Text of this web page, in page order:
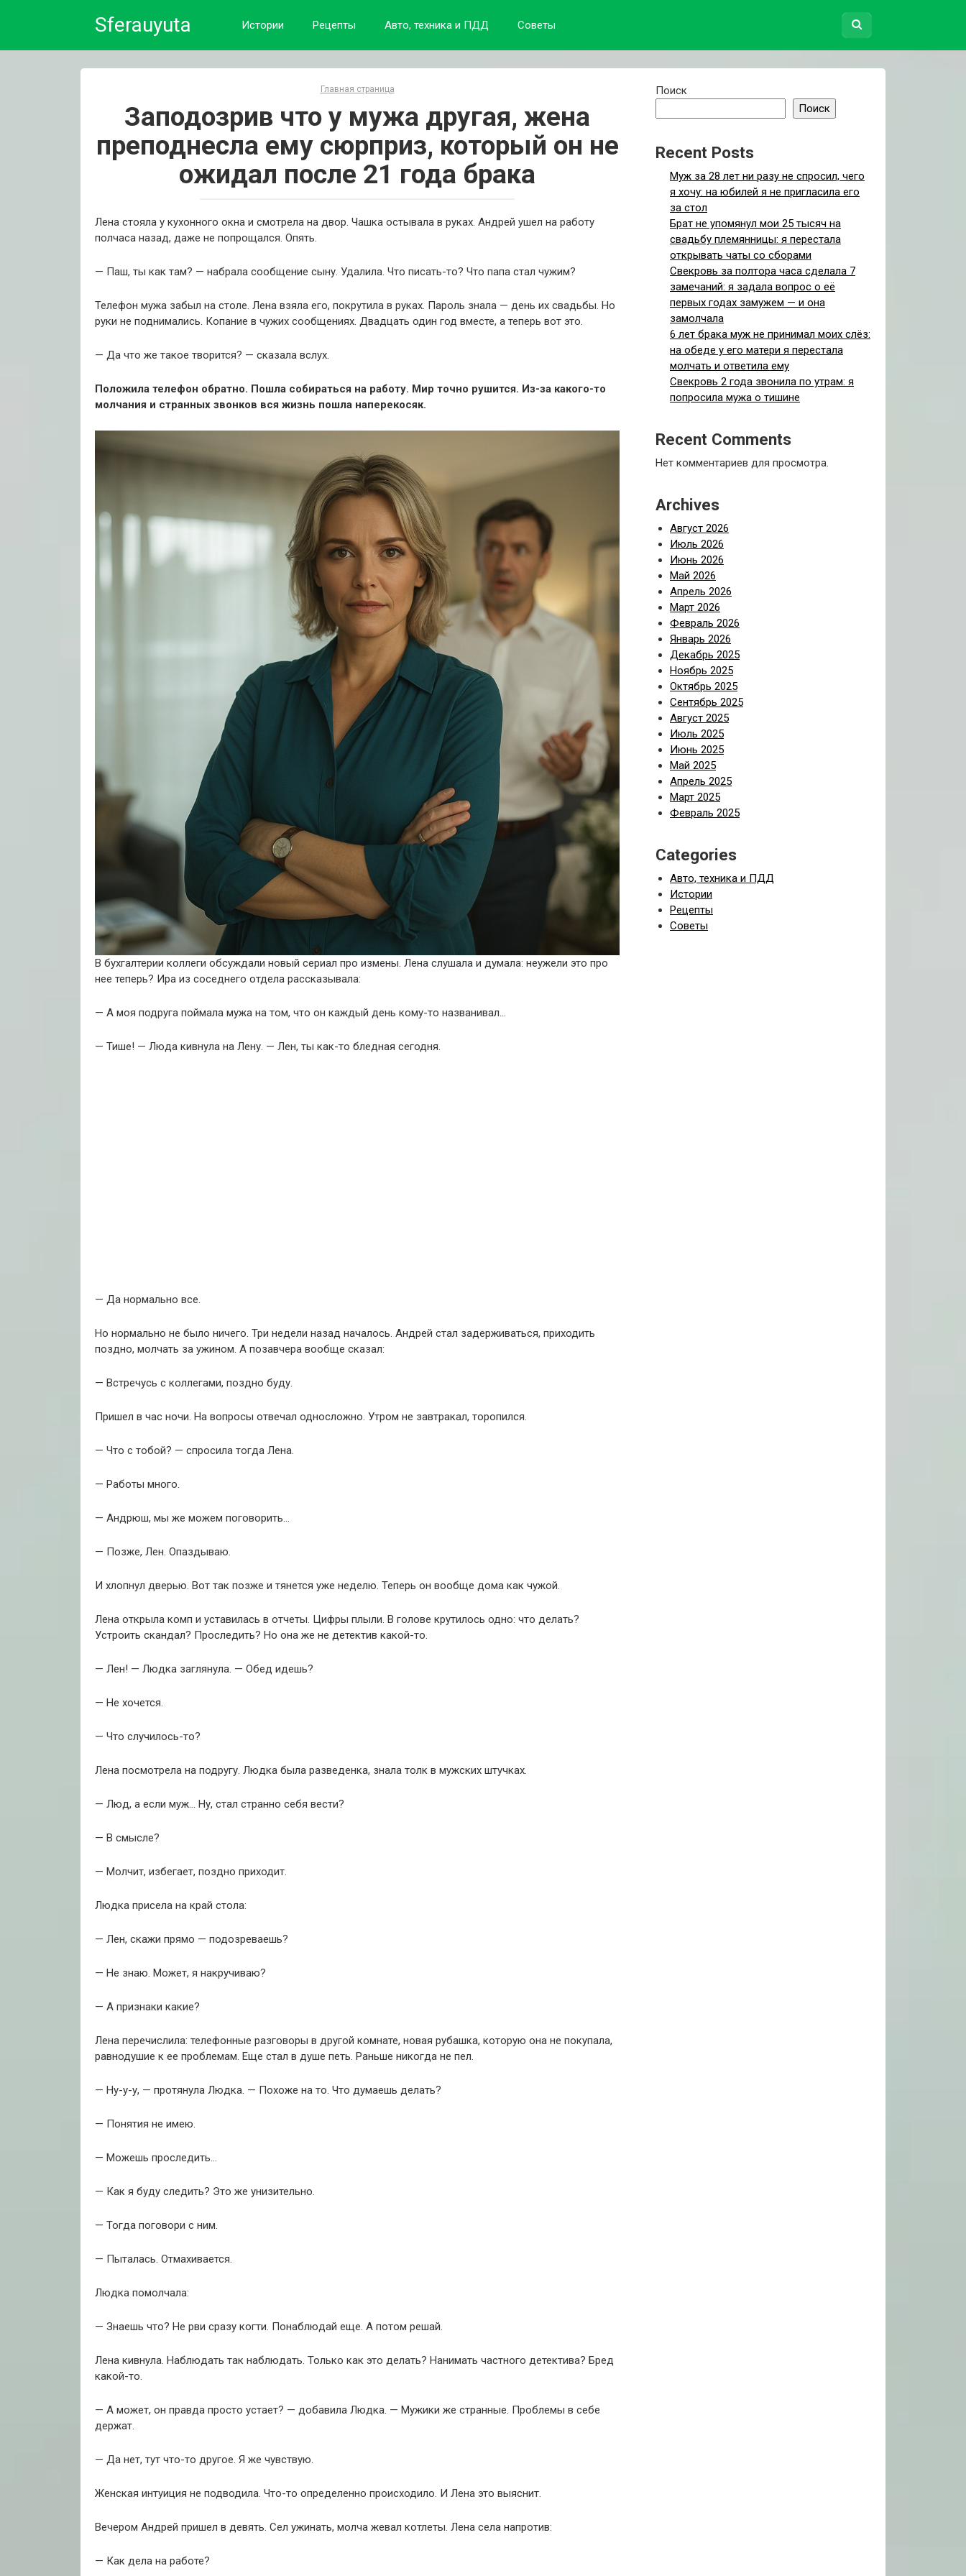
Sferauyuta Истории Рецепты Авто, техника и ПДД Советы
Главная страница
Заподозрив что у мужа другая, жена
преподнесла ему сюрприз, который он не
ожидал после 21 года брака
Лена стояла у кухонного окна и смотрела на двор. Чашка остывала в руках. Андрей ушел на работу
полчаса назад, даже не попрощался. Опять.
— Паш, ты как там? — набрала сообщение сыну. Удалила. Что писать-то? Что папа стал чужим?
Телефон мужа забыл на столе. Лена взяла его, покрутила в руках. Пароль знала — день их свадьбы. Но
руки не поднимались. Копание в чужих сообщениях. Двадцать один год вместе, а теперь вот это.
— Да что же такое творится? — сказала вслух.
Положила телефон обратно. Пошла собираться на работу. Мир точно рушится. Из-за какого-то
молчания и странных звонков вся жизнь пошла наперекосяк.
В бухгалтерии коллеги обсуждали новый сериал про измены. Лена слушала и думала: неужели это про
нее теперь? Ира из соседнего отдела рассказывала:
— А моя подруга поймала мужа на том, что он каждый день кому-то названивал…
— Тише! — Люда кивнула на Лену. — Лен, ты как-то бледная сегодня.
— Да нормально все.
Но нормально не было ничего. Три недели назад началось. Андрей стал задерживаться, приходить
поздно, молчать за ужином. А позавчера вообще сказал:
— Встречусь с коллегами, поздно буду.
Пришел в час ночи. На вопросы отвечал односложно. Утром не завтракал, торопился.
— Что с тобой? — спросила тогда Лена.
— Работы много.
— Андрюш, мы же можем поговорить…
— Позже, Лен. Опаздываю.
И хлопнул дверью. Вот так позже и тянется уже неделю. Теперь он вообще дома как чужой.
Лена открыла комп и уставилась в отчеты. Цифры плыли. В голове крутилось одно: что делать?
Устроить скандал? Проследить? Но она же не детектив какой-то.
— Лен! — Людка заглянула. — Обед идешь?
— Не хочется.
— Что случилось-то?
Лена посмотрела на подругу. Людка была разведенка, знала толк в мужских штучках.
— Люд, а если муж… Ну, стал странно себя вести?
— В смысле?
— Молчит, избегает, поздно приходит.
Людка присела на край стола:
— Лен, скажи прямо — подозреваешь?
— Не знаю. Может, я накручиваю?
— А признаки какие?
Лена перечислила: телефонные разговоры в другой комнате, новая рубашка, которую она не покупала,
равнодушие к ее проблемам. Еще стал в душе петь. Раньше никогда не пел.
— Ну-у-у, — протянула Людка. — Похоже на то. Что думаешь делать?
— Понятия не имею.
— Можешь проследить…
— Как я буду следить? Это же унизительно.
— Тогда поговори с ним.
— Пыталась. Отмахивается.
Людка помолчала:
— Знаешь что? Не рви сразу когти. Понаблюдай еще. А потом решай.
Лена кивнула. Наблюдать так наблюдать. Только как это делать? Нанимать частного детектива? Бред
какой-то.
— А может, он правда просто устает? — добавила Людка. — Мужики же странные. Проблемы в себе
держат.
— Да нет, тут что-то другое. Я же чувствую.
Женская интуиция не подводила. Что-то определенно происходило. И Лена это выяснит.
Вечером Андрей пришел в девять. Сел ужинать, молча жевал котлеты. Лена села напротив:
— Как дела на работе?
Поиск
Поиск
Recent Posts
Муж за 28 лет ни разу не спросил, чего
я хочу: на юбилей я не пригласила его
за стол
Брат не упомянул мои 25 тысяч на
свадьбу племянницы: я перестала
открывать чаты со сборами
Свекровь за полтора часа сделала 7
замечаний: я задала вопрос о её
первых годах замужем — и она
замолчала
6 лет брака муж не принимал моих слёз:
на обеде у его матери я перестала
молчать и ответила ему
Свекровь 2 года звонила по утрам: я
попросила мужа о тишине
Recent Comments
Нет комментариев для просмотра.
Archives
Август 2026
Июль 2026
Июнь 2026
Май 2026
Апрель 2026
Март 2026
Февраль 2026
Январь 2026
Декабрь 2025
Ноябрь 2025
Октябрь 2025
Сентябрь 2025
Август 2025
Июль 2025
Июнь 2025
Май 2025
Апрель 2025
Март 2025
Февраль 2025
Categories
Авто, техника и ПДД
Истории
Рецепты
Советы